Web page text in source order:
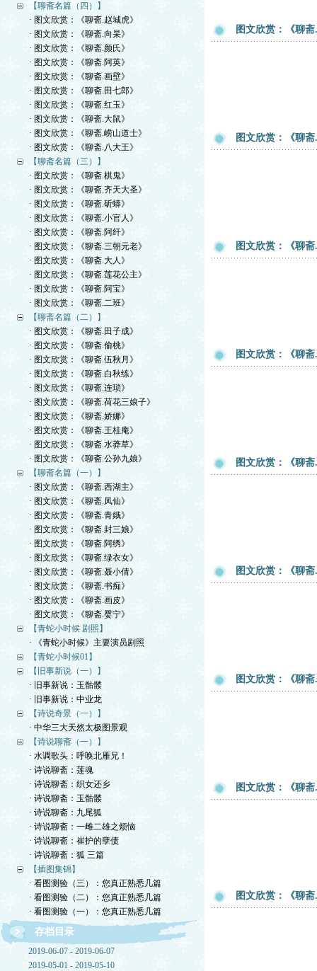
【聊斋名篇（四）】
· 图文欣赏：《聊斋.赵城虎》
· 图文欣赏：《聊斋.向杲》
· 图文欣赏：《聊斋.颜氏》
· 图文欣赏：《聊斋.阿英》
· 图文欣赏：《聊斋.画壁》
· 图文欣赏：《聊斋.田七郎》
· 图文欣赏：《聊斋.红玉》
· 图文欣赏：《聊斋.大鼠》
· 图文欣赏：《聊斋.崂山道士》
· 图文欣赏：《聊斋.八大王》
【聊斋名篇（三）】
· 图文欣赏：《聊斋.棋鬼》
· 图文欣赏：《聊斋.齐天大圣》
· 图文欣赏：《聊斋.斫蟒》
· 图文欣赏：《聊斋.小官人》
· 图文欣赏：《聊斋.阿纤》
· 图文欣赏：《聊斋.三朝元老》
· 图文欣赏：《聊斋.大人》
· 图文欣赏：《聊斋.莲花公主》
· 图文欣赏：《聊斋.阿宝》
· 图文欣赏：《聊斋.二班》
【聊斋名篇（二）】
· 图文欣赏：《聊斋.田子成》
· 图文欣赏：《聊斋.偷桃》
· 图文欣赏：《聊斋.伍秋月》
· 图文欣赏：《聊斋.白秋练》
· 图文欣赏：《聊斋.连琐》
· 图文欣赏：《聊斋.荷花三娘子》
· 图文欣赏：《聊斋.娇娜》
· 图文欣赏：《聊斋.王桂庵》
· 图文欣赏：《聊斋.水莽草》
· 图文欣赏：《聊斋.公孙九娘》
【聊斋名篇（一）】
· 图文欣赏：《聊斋.西湖主》
· 图文欣赏：《聊斋.凤仙》
· 图文欣赏：《聊斋.青娥》
· 图文欣赏：《聊斋.封三娘》
· 图文欣赏：《聊斋.阿绣》
· 图文欣赏：《聊斋.绿衣女》
· 图文欣赏：《聊斋.聂小倩》
· 图文欣赏：《聊斋.书痴》
· 图文欣赏：《聊斋.画皮》
· 图文欣赏：《聊斋.婴宁》
【青蛇小时候 剧照】
· 《青蛇小时候》主要演员剧照
【青蛇小时候01】
【旧事新说（一）】
· 旧事新说：玉骷髅
· 旧事新说：中业龙
【诗说奇景（一）】
· 中华三大天然太极图景观
【诗说聊斋（一）】
· 水调歌头：呼唤北雁兄！
· 诗说聊斋：莲魂
· 诗说聊斋：织女还乡
· 诗说聊斋：玉骷髅
· 诗说聊斋：九尾狐
· 诗说聊斋：一雌二雄之烦恼
· 诗说聊斋：崔护的孽债
· 诗说聊斋：狐 三篇
【插图集锦】
· 看图测验（三）：您真正熟悉几篇
· 看图测验（二）：您真正熟悉几篇
· 看图测验（一）：您真正熟悉几篇
存档目录
2019-06-07 - 2019-06-07
2019-05-01 - 2019-05-10
图文欣赏：《聊
图文欣赏：《聊
图文欣赏：《聊
图文欣赏：《聊
图文欣赏：《聊
图文欣赏：《聊
图文欣赏：《聊
图文欣赏：《聊
图文欣赏：《聊